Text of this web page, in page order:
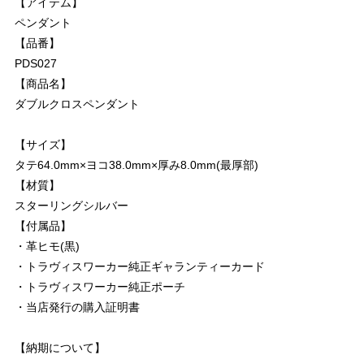
ペンダント
【品番】
PDS027
【商品名】
ダブルクロスペンダント
【サイズ】
タテ64.0mm×ヨコ38.0mm×厚み8.0mm(最厚部)
【材質】
スターリングシルバー
【付属品】
・革ヒモ(黒)
・トラヴィスワーカー純正ギャランティーカード
・トラヴィスワーカー純正ポーチ
・当店発行の購入証明書
【納期について】